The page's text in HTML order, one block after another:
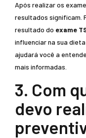
Após realizar os
resultados significam.
resultado do exame
influenciar na sua
ajudará você a
mais informadas.
3. Com
devo